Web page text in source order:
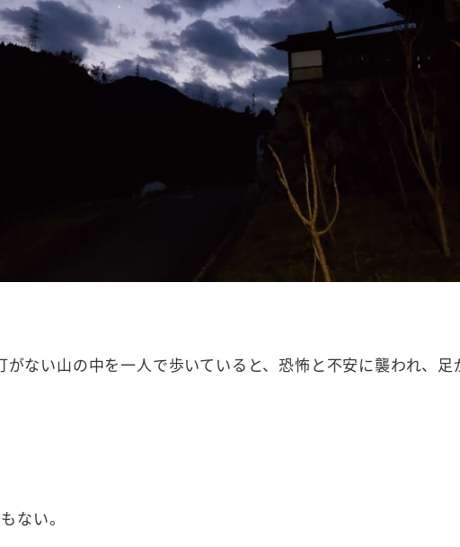
ない山の中を一人で歩いていると、恐怖と不安に襲われ、足
ない。